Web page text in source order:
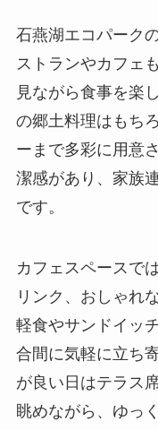
石燕湖エコパーク
ストランやカフェ
見ながら食事を楽
の郷土料理はもち
ーまで多彩に用意
潔感があり、家族
です。
カフェスペースで
リンク、おしゃれ
軽食やサンドイッ
合間に気軽に立ち
が良い日はテラス
眺めながら、ゆっ